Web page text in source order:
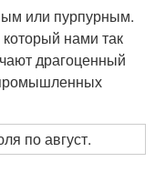
или пурпурным.
нами так
драгоценный
по август.